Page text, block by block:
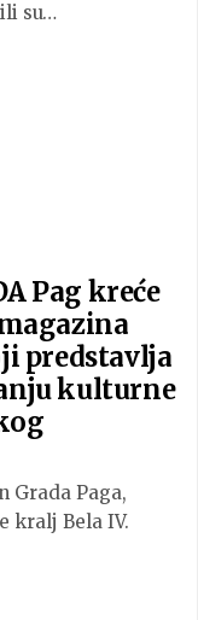
su…
Pag kreće
predstavlja
kulturne
Grada Paga,
kralj Bela IV.